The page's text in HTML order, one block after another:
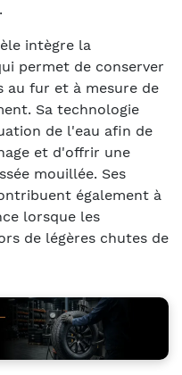
intègre la
permet de conserver
au fur et à mesure de
Sa technologie
de l'eau afin de
et d'offrir une
mouillée. Ses
également à
lorsque les
de légères chutes de